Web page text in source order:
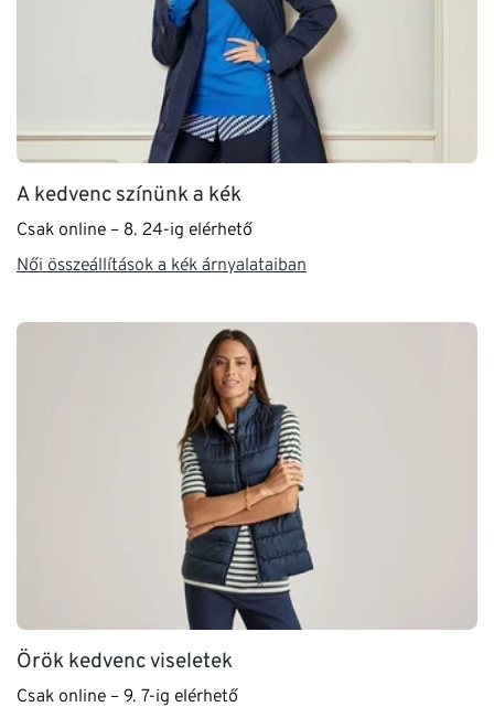
A kedvenc színünk a kék
Csak online – 8. 24-ig elérhető
Női összeállítások a kék árnyalataiban
Örök kedvenc viseletek
Csak online – 9. 7-ig elérhető